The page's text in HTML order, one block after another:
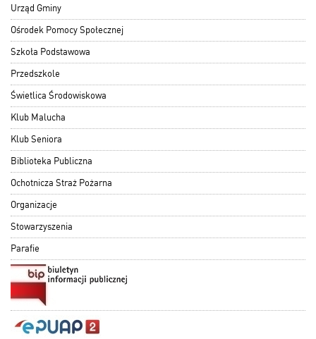
Urząd Gminy
Ośrodek Pomocy Społecznej
Szkoła Podstawowa
Przedszkole
Świetlica Środowiskowa
Klub Malucha
Klub Seniora
Biblioteka Publiczna
Ochotnicza Straż Pożarna
Organizacje
Stowarzyszenia
Parafie